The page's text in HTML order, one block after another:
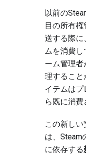
以前の
目の所有
送する際に
ムを消費
ーム管理
理すること
イテムはプ
ら既に消費
この新し
は、Steam
に依存する